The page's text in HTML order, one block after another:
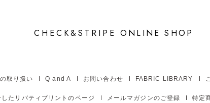
CHECK&STRIPE ONLINE SHOP
取り扱い Q and A お問い合わせ FABRIC LIBRARY
たリバティプリントのページ メールマガジンのご登録 特定